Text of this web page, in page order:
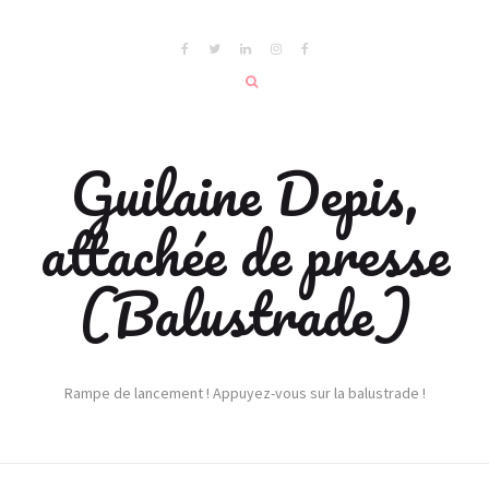
Guilaine Depis,
attachée de presse
(Balustrade)
Rampe de lancement ! Appuyez-vous sur la balustrade !